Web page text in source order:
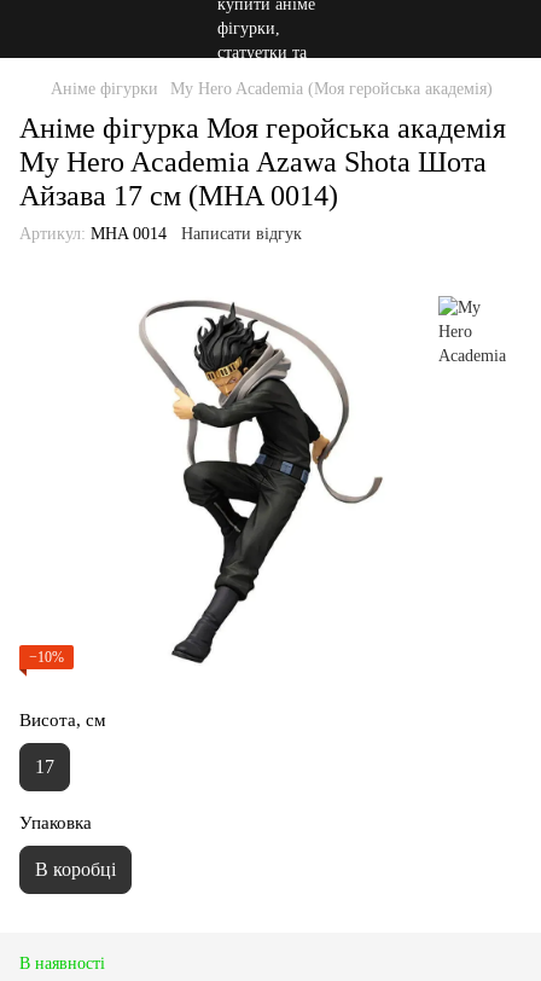
Аніме фігурки My Hero Academia (Моя геройська академія)
Аніме фігурка Моя геройська академія
My Hero Academia Azawa Shota Шота
Айзава 17 см (MHA 0014)
Артикул: MHA 0014 Написати відгук
−10%
Висота, см
17
Упаковка
В коробці
В наявності